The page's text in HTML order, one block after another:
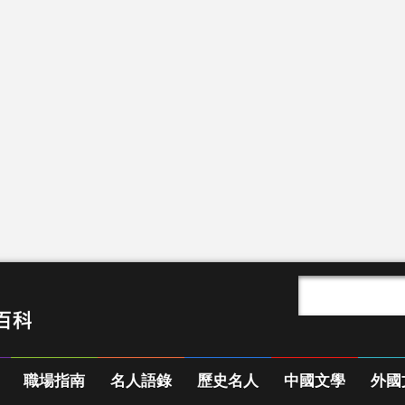
職場指南 名人語錄 歷史名人 中國文學 外國